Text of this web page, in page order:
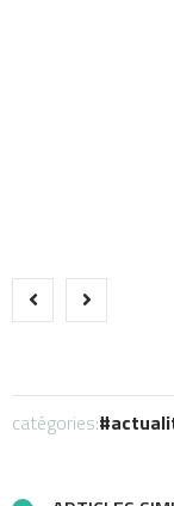
catégories: